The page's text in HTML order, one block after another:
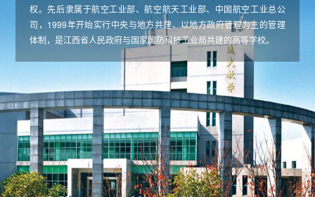
权。先后隶属于航空工业部、航空航天工业部、中国航空工业总公
司，1999年开始实行中央与地方共建、以地方政府管理为主的管理
体制，是江西省人民政府与国家国防科技工业局共建的高等学校。